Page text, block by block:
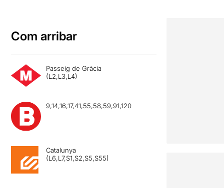
Com arribar
Passeig de Gràcia
(L2,L3,L4)
9,14,16,17,41,55,58,59,91,120
Catalunya
(L6,L7,S1,S2,S5,S55)